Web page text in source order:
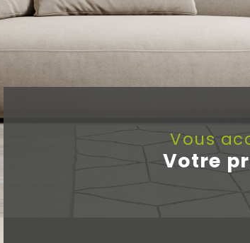
Vous
votre